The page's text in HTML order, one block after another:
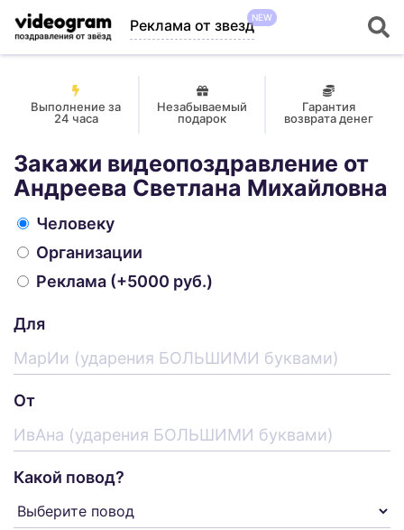
Реклама от звездNEW
Выполнение за
24 часа
Незабываемый
подарок
Гарантия
возврата денег
Закажи видеопоздравление от
Андреева Светлана Михайловна
Человеку
Организации
Реклама (+5000 руб.)
Для
От
Какой повод?